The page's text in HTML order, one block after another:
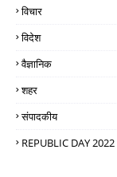
विचार
विदेश
वैज्ञानिक
शहर
संपादकीय
REPUBLIC DAY 2022